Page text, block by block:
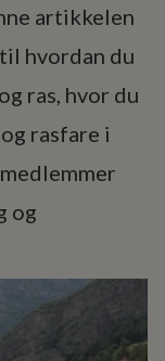
artikkelen
hvordan du
ras, hvor du
rasfare i
og